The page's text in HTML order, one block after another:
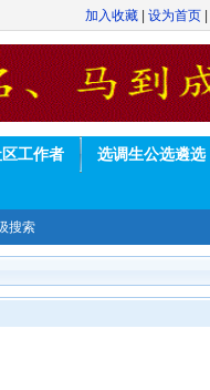
加入收藏 设为首页
工作者 选调生公选遴选
搜索